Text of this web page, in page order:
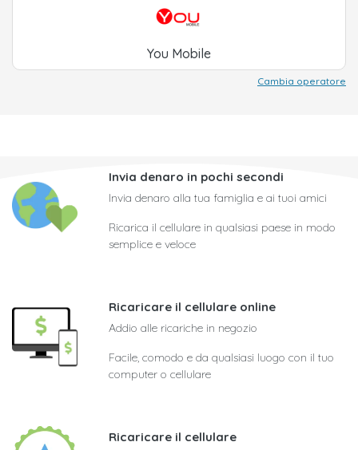
You Mobile
Cambia operatore
Invia denaro in pochi secondi
Invia denaro alla tua famiglia e ai tuoi amici
Ricarica il cellulare in qualsiasi paese in modo
semplice e veloce
Ricaricare il cellulare online
Addio alle ricariche in negozio
Facile, comodo e da qualsiasi luogo con il tuo
computer o cellulare
Ricaricare il cellulare